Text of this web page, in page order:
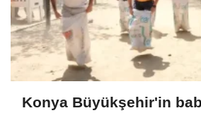
Konya Büyükşehir'in